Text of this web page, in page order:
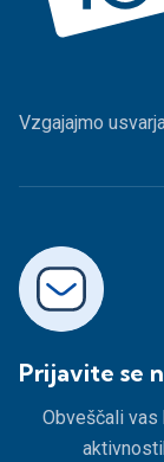
Vzgajajmo
Prijavite se
Obveščali vas